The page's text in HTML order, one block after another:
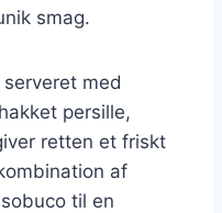
smag.
med
persille,
retten et friskt
af
til en